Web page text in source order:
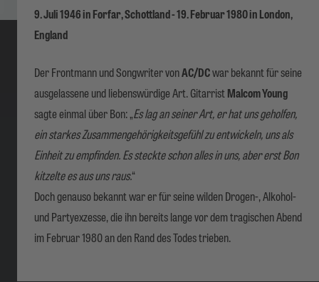
9. Juli 1946 in Forfar, Schottland - 19. Februar 1980 in London,
England
Der Frontmann und Songwriter vonAC/DCwar bekannt für seine
ausgelassene und liebenswürdige Art. GitarristMalcom Young
sagte einmal über Bon: „Es lag an seiner Art, er hat uns geholfen,
ein starkes Zusammengehörigkeitsgefühl zu entwickeln, uns als
Einheit zu empfinden. Es steckte schon alles in uns, aber erst Bon
kitzelte es aus uns raus.“
Doch genauso bekannt war er für seine wilden Drogen-, Alkohol-
und Partyexzesse, die ihn bereits lange vor dem tragischen Abend
im Februar 1980 an den Rand des Todes trieben.